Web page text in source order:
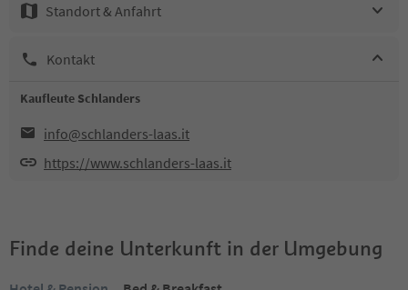
Standort & Anfahrt
Kontakt
Kaufleute Schlanders
info@schlanders-laas.it
https://www.schlanders-laas.it
Finde deine Unterkunft in der Umgebung